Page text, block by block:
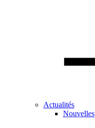
Actualités
Nouvelles